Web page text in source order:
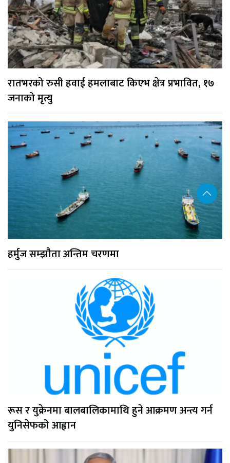
रातभरको रुसी हवाई हमलाबाट किएभ क्षेत्र प्रभावित, १७
जनाको मृत्यु
हर्मुज सम्झौता अन्तिम चरणमा
रूस र युक्रेनमा बालबालिकामाथि हुने आक्रमण अन्त्य गर्न
युनिसेफको आह्वान